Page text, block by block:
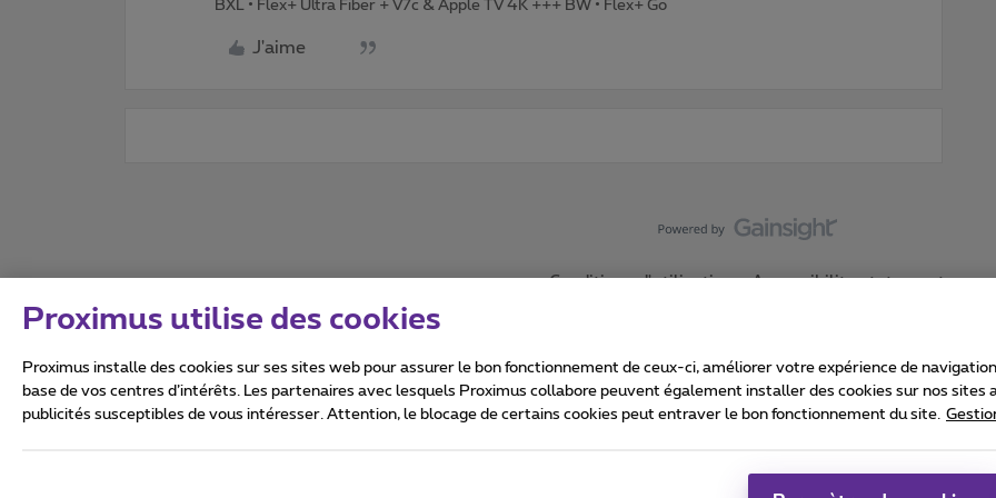
BXL • Flex+ Ultra Fiber + V7c & Apple TV 4K +++ BW • Flex+ Go
J'aime
Conditions d'utilisation Accessibility statement
Tous droits réservés. ©2026Proximus
Proximus utilise des cookies
Proximus installe des cookies sur ses sites web pour assurer le bon fonctionnement de ceux-ci, améliorer votre expérience de
base de vos centres d’intérêts. Les partenaires avec lesquels Proximus collabore peuvent également installer des cookies sur nos sites
publicités susceptibles de vous intéresser. Attention, le blocage de certains cookies peut entraver le bon fonctionnement du site.